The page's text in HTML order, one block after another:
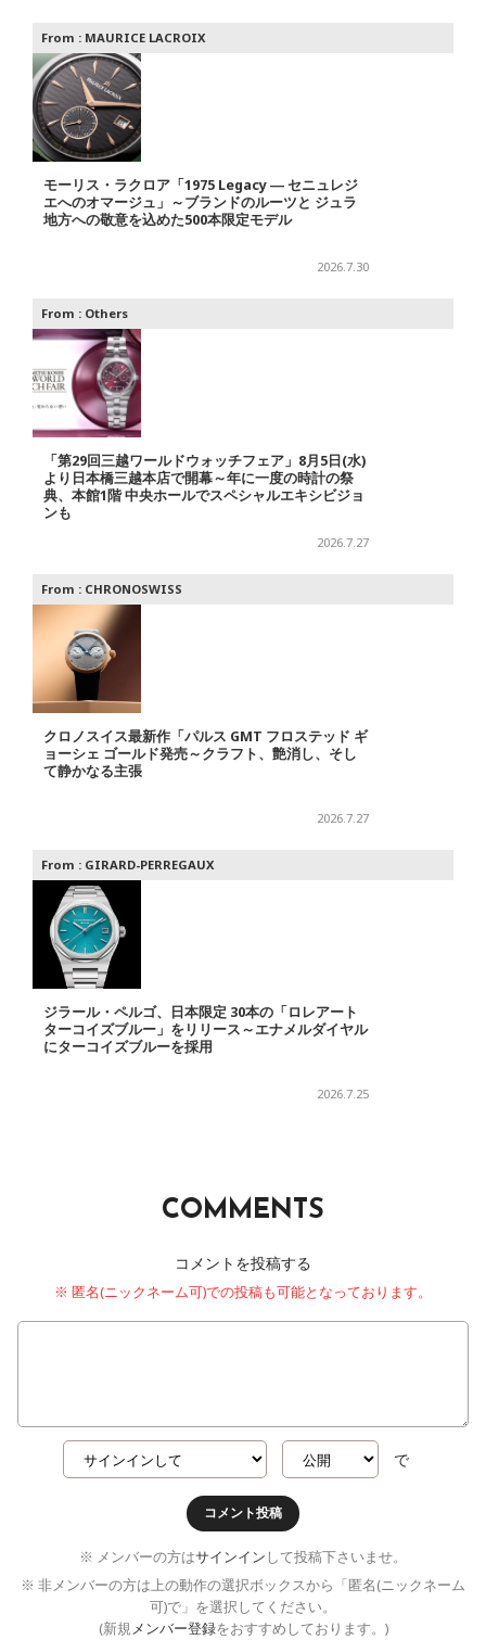
From : MAURICE LACROIX
モーリス・ラクロア「1975 Legacy ― セニュレジ
エへのオマージュ」～ブランドのルーツと ジュラ
地方への敬意を込めた500本限定モデル
2026.7.30
From : Others
「第29回三越ワールドウォッチフェア」8月5日(水)
より日本橋三越本店で開幕～年に一度の時計の祭
典、本館1階 中央ホールでスペシャルエキシビジョ
ンも
2026.7.27
From : CHRONOSWISS
クロノスイス最新作「パルス GMT フロステッド ギ
ョーシェ ゴールド発売～クラフト、艶消し、そし
て静かなる主張
2026.7.27
From : GIRARD-PERREGAUX
ジラール・ペルゴ、日本限定 30本の「ロレアート
ターコイズブルー」をリリース～エナメルダイヤル
にターコイズブルーを採用
2026.7.25
COMMENTS
コメントを投稿する
※ 匿名(ニックネーム可)での投稿も可能となっております。
で
コメント投稿
※ メンバーの方はサインイン して投稿下さいませ。
※ 非メンバーの方は上の動作の選択ボックスから「匿名(ニックネーム
可)で」を選択してください。
(新規メンバー登録をおすすめしております。)